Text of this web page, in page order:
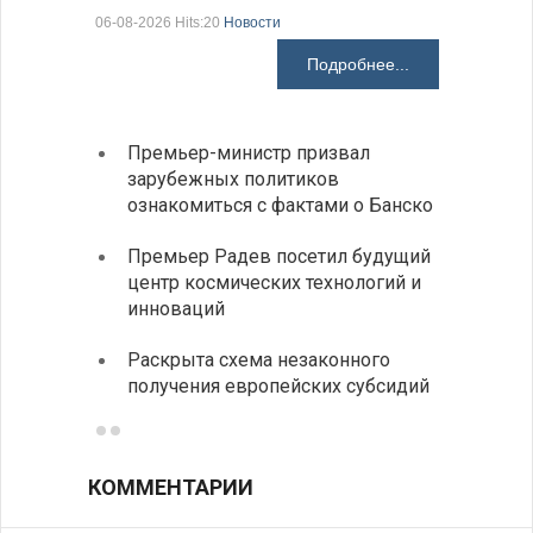
06-08-2026 Hits:20 Новости
Подробнее...
Премьер-министр призвал
зарубежных политиков
ознакомиться с фактами о Банско
Премьер Радев посетил будущий
центр космических технологий и
инноваций
Раскрыта схема незаконного
получения европейских субсидий
КОММЕНТАРИИ